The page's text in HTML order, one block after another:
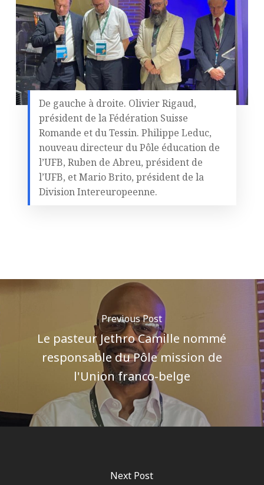
De gauche à droite. Olivier Rigaud,
président de la Fédération Suisse
Romande et du Tessin. Philippe Leduc,
nouveau directeur du Pôle éducation de
l’UFB, Ruben de Abreu, président de
l’UFB, et Mario Brito, président de la
Division Intereuropeenne.
Previous Post
Le pasteur Jethro Camille nommé
responsable du Pôle mission de
l'Union franco-belge
Next Post